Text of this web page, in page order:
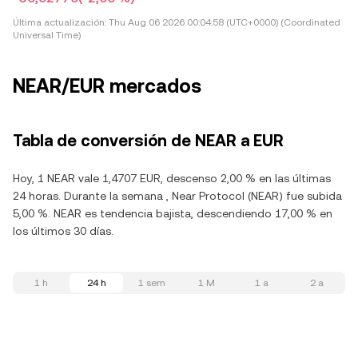
Última actualización: Thu Aug 06 2026 00:04:58 (UTC+0000) (Coordinated
Universal Time)
NEAR/EUR mercados
Tabla de conversión de NEAR a EUR
Hoy, 1 NEAR vale 1,4707 EUR, descenso 2,00 % en las últimas
24 horas. Durante la semana , Near Protocol (NEAR) fue subida
5,00 %. NEAR es tendencia bajista, descendiendo 17,00 % en
los últimos 30 días.
1 h 24 h 1 sem 1 M 1 a 2 a